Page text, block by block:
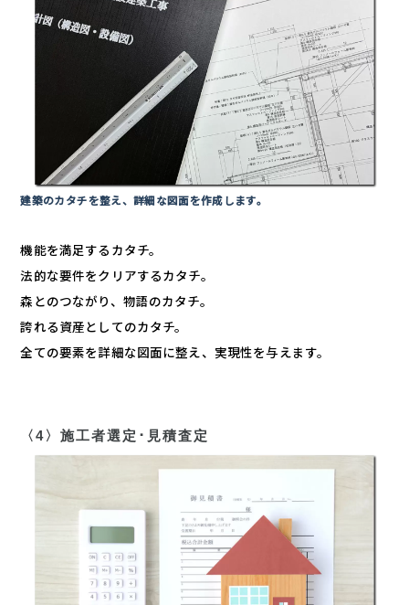
建築のカタチを整え、詳細な図面を作成します。
機能を満足するカタチ。
法的な要件をクリアするカタチ。
森とのつながり、物語のカタチ。
誇れる資産としてのカタチ。
全ての要素を詳細な図面に整え、実現性を与えます。
〈4〉施工者選定･見積査定